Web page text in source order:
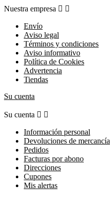
Nuestra empresa  
Envío
Aviso legal
Términos y condiciones
Aviso informativo
Política de Cookies
Advertencia
Tiendas
Su cuenta
Su cuenta  
Información personal
Devoluciones de mercancía
Pedidos
Facturas por abono
Direcciones
Cupones
Mis alertas